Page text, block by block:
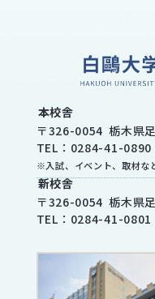
本校舎
〒326-0054 栃木県
TEL： 0284-41-0890
※入試、イベント、取材な
新校舎
〒326-0054 栃木県
TEL： 0284-41-0801